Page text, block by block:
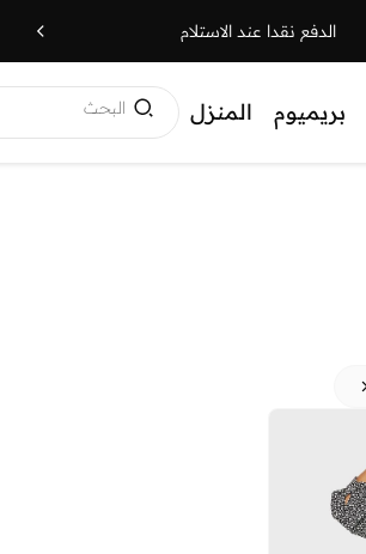
الدفع نقدا عند الاستلام
بريميوم المنزل البحث